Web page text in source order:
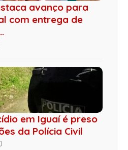
avanço para
com entrega de
em Iguaí é preso
da Polícia Civil